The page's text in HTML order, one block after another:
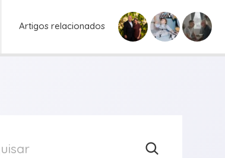
Artigos relacionados